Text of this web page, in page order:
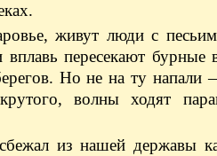
живут люди с
пересекают бурные
Но не на ту напали
волны ходят
из нашей державы